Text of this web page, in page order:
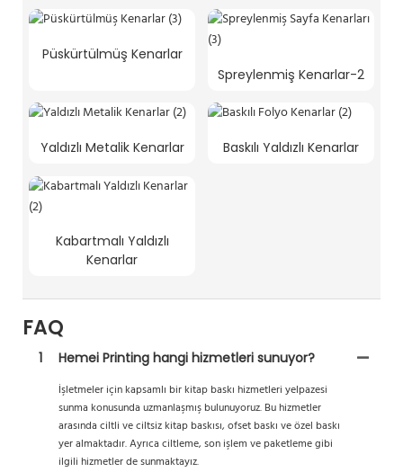
Püskürtülmüş Kenarlar
Spreylenmiş Kenarlar-2
Yaldızlı Metalik Kenarlar Baskılı Yaldızlı Kenarlar
Kabartmalı Yaldızlı
Kenarlar
FAQ
1
Hemei Printing hangi hizmetleri sunuyor?
İşletmeler için kapsamlı bir kitap baskı hizmetleri yelpazesi
sunma konusunda uzmanlaşmış bulunuyoruz. Bu hizmetler
arasında ciltli ve ciltsiz kitap baskısı, ofset baskı ve özel baskı
yer almaktadır. Ayrıca ciltleme, son işlem ve paketleme gibi
ilgili hizmetler de sunmaktayız.